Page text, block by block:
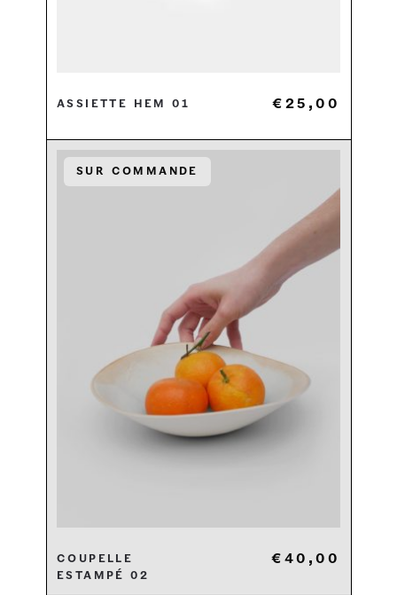
Assiette HEM 01 € 25,00
Sur commande
Coupelle
estampé 02
€ 40,00